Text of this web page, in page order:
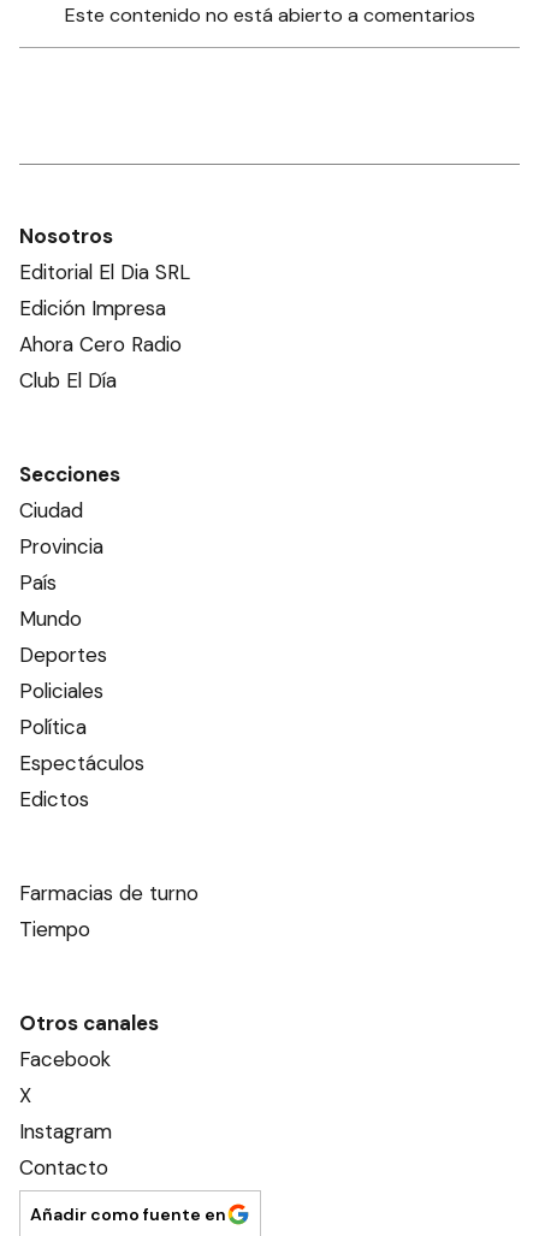
Este contenido no está abierto a comentarios
Nosotros
Editorial El Dia SRL
Edición Impresa
Ahora Cero Radio
Club El Día
Secciones
Ciudad
Provincia
País
Mundo
Deportes
Policiales
Política
Espectáculos
Edictos
Farmacias de turno
Tiempo
Otros canales
Facebook
X
Instagram
Contacto
Añadir como fuente en